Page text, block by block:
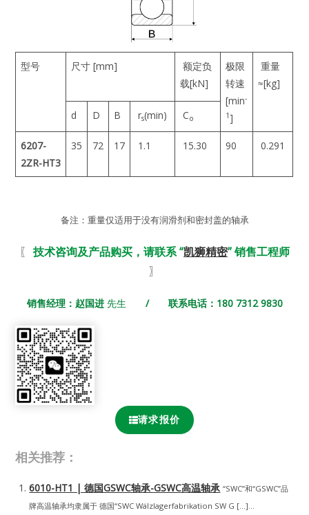
型号 尺寸 [mm]
额定负
载[kN]
极限
转速
[min-
1]
重量
≈[kg]
d D B rs(min) Co
6207-
2ZR-HT3
35 72 17 1.1 15.30 90 0.291
备注：重量仅适用于没有润滑剂和密封盖的轴承
〖 技术咨询及产品购买，请联系 “凯狮精密” 销售工程师
〗
销售经理：赵国进 先生 / 联系电话：180 7312 9830
请求报价
相关推荐：
6010-HT1 | 德国GSWC轴承-GSWC高温轴承 “SWC”和“GSWC”品
牌高温轴承均隶属于 德国“SWC Wälzlagerfabrikation SW G […]...